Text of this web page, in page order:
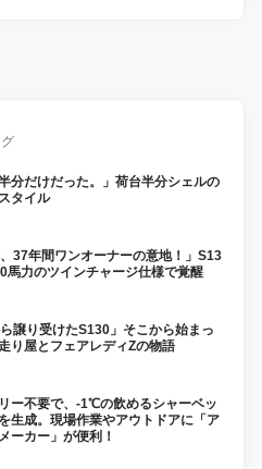
分だけだった。」荷台半分シェルの
タイル
、37年間ワンオーナーの意地！」S13
馬力のツインチャージ仕様で覚醒
ら譲り受けたS130」そこから始まっ
り屋とフェアレディZの物語
ー不要で、-1℃の飲めるシャーベッ
生成。現場作業やアウトドアに「ア
ーカー」が便利！